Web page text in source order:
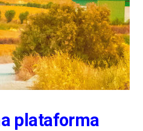
plataforma